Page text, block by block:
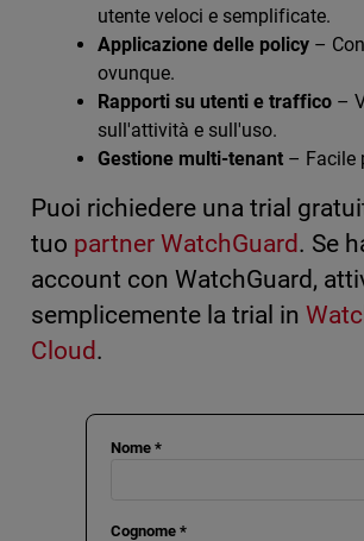
Nome *
Cognome *
utente veloci e semplificate.
Applicazione delle policy–
ovunque.
Rapporti su utenti e traffico–
sull'attività e sull'uso.
Gestione multi-tenant– Facile
Puoi richiedere una trial
tuo partner WatchGuard. Se
account con WatchGuard,
semplicemente la trial in
Cloud.